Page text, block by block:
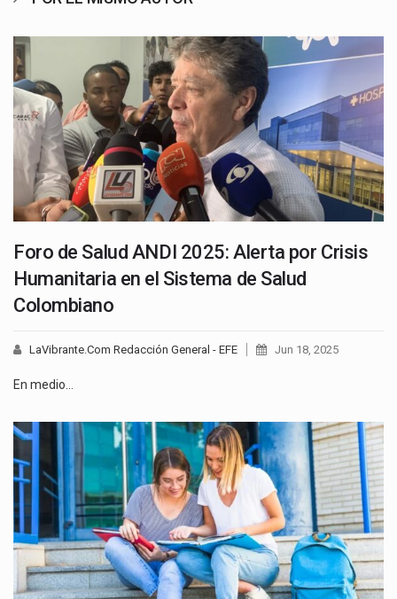
Foro de Salud ANDI 2025: Alerta por Crisis
Humanitaria en el Sistema de Salud
Colombiano
LaVibrante.Com Redacción General - EFE Jun 18, 2025
En medio…